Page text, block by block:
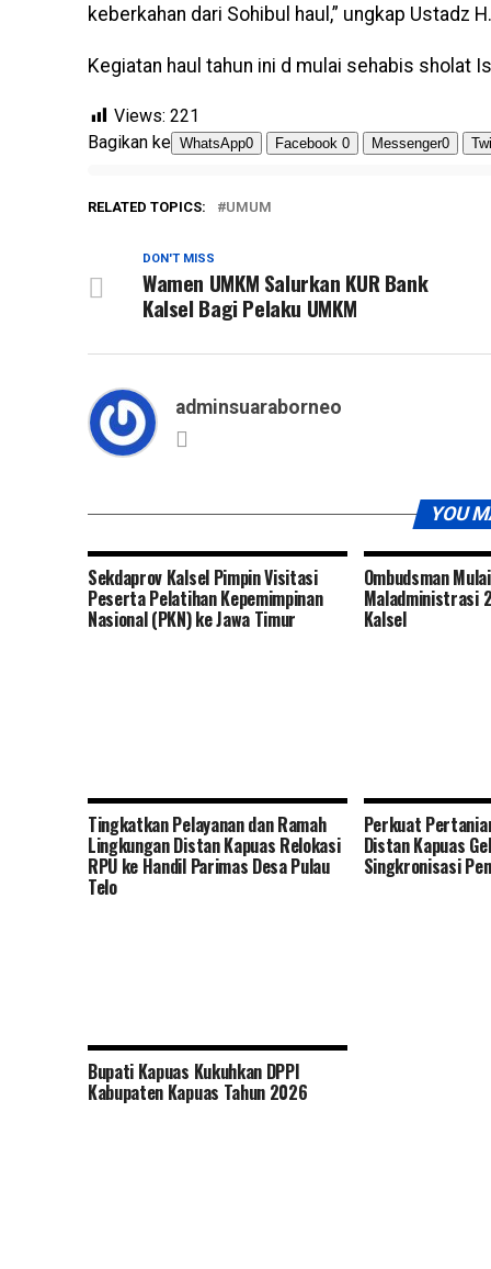
keberkahan dari Sohibul haul,” ungkap Ustadz
Kegiatan haul tahun ini d mulai sehabis sholat
Views: 221
Bagikan ke WhatsApp0 Facebook 0 Messenger0
RELATED TOPICS: UMUM
DON'T MISS
Wamen UMKM Salurkan KUR Bank
Kalsel Bagi Pelaku UMKM
adminsuaraborneo
YOU
Sekdaprov Kalsel Pimpin Visitasi
Peserta Pelatihan Kepemimpinan
Nasional (PKN) ke Jawa Timur
Ombudsman
Maladministrasi
Kalsel
Tingkatkan Pelayanan dan Ramah
Lingkungan Distan Kapuas Relokasi
RPU ke Handil Parimas Desa Pulau
Telo
Perkuat
Distan Kapuas
Singkronisasi
Bupati Kapuas Kukuhkan DPPI
Kabupaten Kapuas Tahun 2026